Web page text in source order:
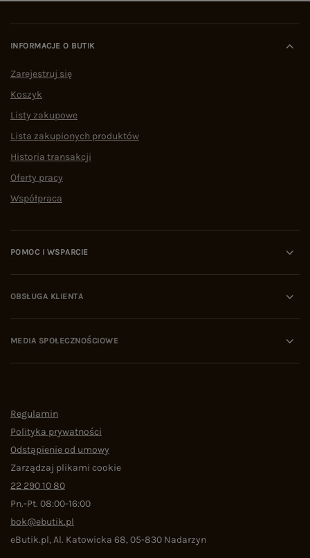
INFORMACJE O BUTIK
Zarejestruj się
Koszyk
Listy zakupowe
Lista zakupionych produktów
Historia transakcji
Oferty pracy
Współpraca
POMOC I WSPARCIE
OBSŁUGA KLIENTA
MEDIA SPOŁECZNOŚCIOWE
Regulamin
Polityka prywatności
Odstąpienie od umowy
Zarządzaj plikami cookie
22 290 10 80
Pn.-Pt. 08:00-16:00
bok@ebutik.pl
eButik.pl,Al. Katowicka 68,05-830 Nadarzyn